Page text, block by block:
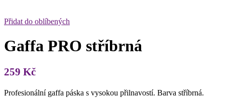
Přidat do oblíbených
Gaffa PRO stříbrná
259 Kč
Profesionální gaffa páska s vysokou přilnavostí. Barva stříbrná.